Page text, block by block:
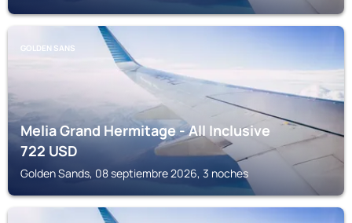
GOLDEN SANS
Melia Grand Hermitage - All Inclusive
722USD
Golden Sands, 08 septiembre 2026, 3 noches